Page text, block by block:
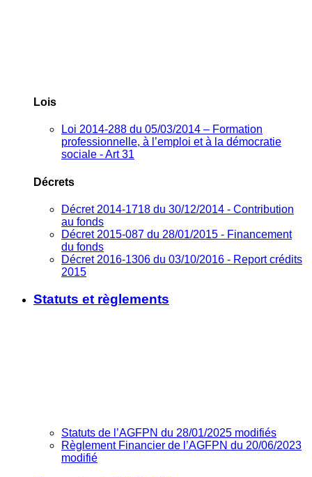
Lois
Loi 2014-288 du 05/03/2014 – Formation
professionnelle, à l’emploi et à la démocratie
sociale - Art 31
Décrets
Décret 2014-1718 du 30/12/2014 - Contribution
au fonds
Décret 2015-087 du 28/01/2015 - Financement
du fonds
Décret 2016-1306 du 03/10/2016 - Report crédits
2015
Statuts et règlements
Statuts de l’AGFPN du 28/01/2025 modifiés
Règlement Financier de l’AGFPN du 20/06/2023
modifié